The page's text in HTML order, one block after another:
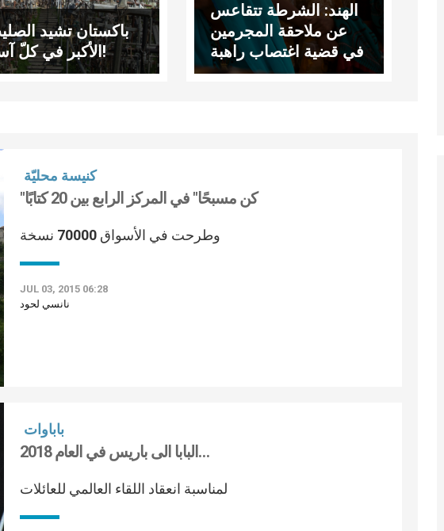
باكستان تشيد
الأكبر في كلّ آسيا!
الهند: الشرطة تتقاعس
عن ملاحقة المجرمين
في قضية اغتصاب راهبة
كنيسة محليّة
"كن مسبحًا" في المركز الرابع بين 20 كتابًا
وطرحت في الأسواق 70000 نسخة
JUL 03, 2015 06:28
نانسي لحود
باباوات
البابا الى باريس في العام 2018…
لمناسبة انعقاد اللقاء العالمي للعائلات